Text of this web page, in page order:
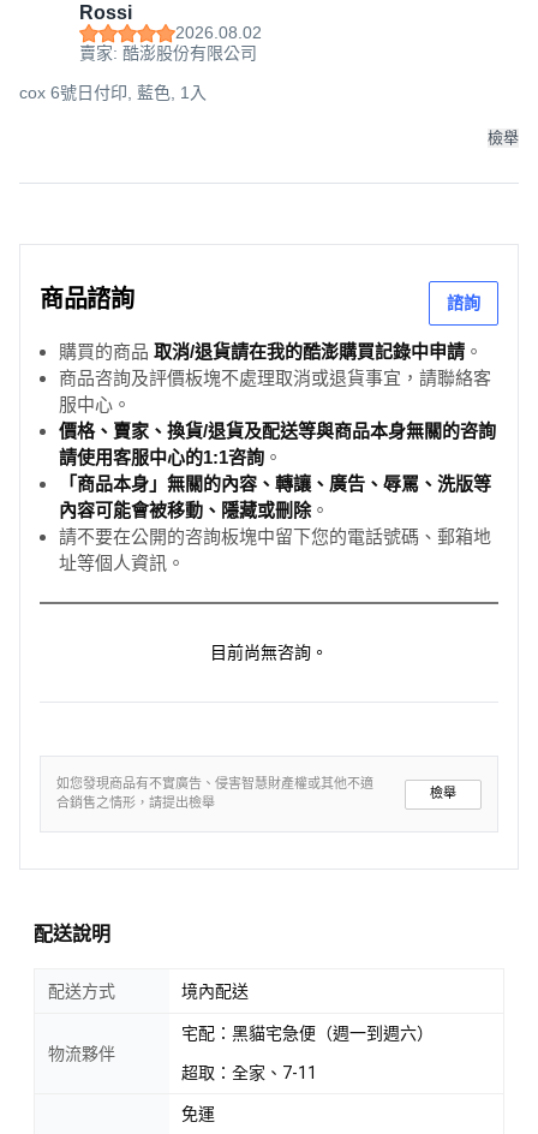
Rossi
2026.08.02
賣家: 酷澎股份有限公司
cox 6號日付印, 藍色, 1入
檢舉
商品諮詢 諮詢
購買的商品 取消/退貨請在我的酷澎購買記錄中申請 。
商品咨詢及評價板塊不處理取消或退貨事宜，請聯絡客
服中心。
價格、賣家、換貨/退貨及配送等與商品本身無關的咨詢
請使用客服中心的1:1咨詢 。
「商品本身」無關的內容、轉讓、廣告、辱罵、洗版等
內容可能會被移動、隱藏或刪除。
請不要在公開的咨詢板塊中留下您的電話號碼、郵箱地
址等個人資訊。
目前尚無咨詢。
如您發現商品有不實廣告、侵害智慧財產權或其他不適
合銷售之情形，請提出檢舉
檢舉
配送說明
配送方式 境內配送
物流夥伴
宅配：黑貓宅急便（週一到週六）
超取：全家、7-11
免運